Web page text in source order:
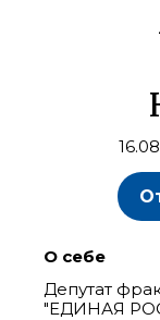
О себе
Депутат
"ЕДИНАЯ